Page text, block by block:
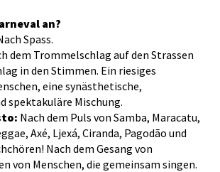
an?
Spass.
dem Trommelschlag auf den Strassen
in den Stimmen. Ein riesiges
eine synästhetische,
spektakuläre Mischung.
Nach dem Puls von Samba, Maracatu,
Axé, Ljexá, Ciranda, Pagodão und
Nach dem Gesang von
von Menschen, die gemeinsam singen.